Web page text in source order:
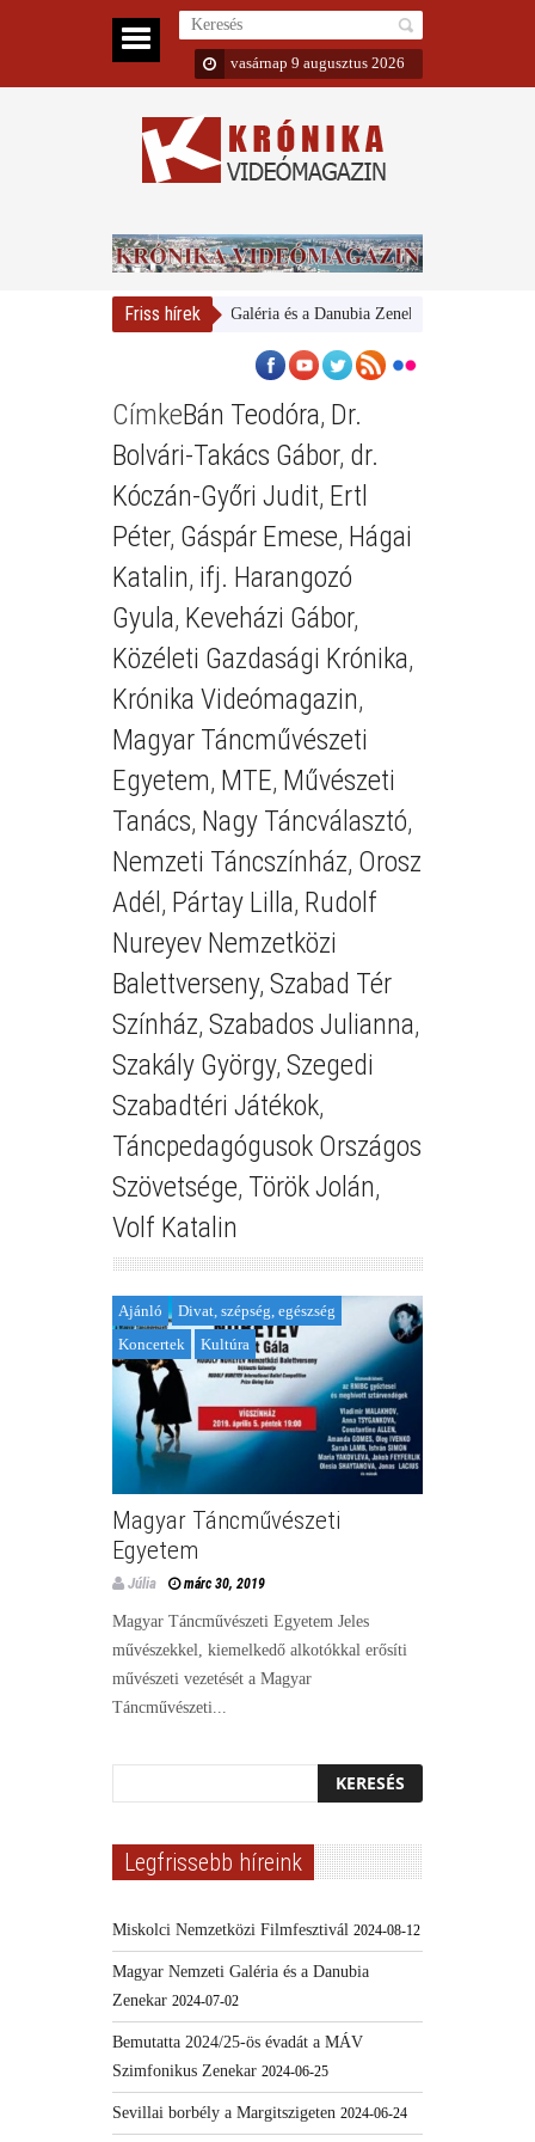
vasárnap 9 augusztus 2026
Friss hírek
Magyar Nemzeti Galéria és a Danubia Zenekar
CímkeBán Teodóra, Dr.
Bolvári-Takács Gábor, dr.
Kóczán-Győri Judit, Ertl
Péter, Gáspár Emese, Hágai
Katalin, ifj. Harangozó
Gyula, Keveházi Gábor,
Közéleti Gazdasági Krónika,
Krónika Videómagazin,
Magyar Táncművészeti
Egyetem, MTE, Művészeti
Tanács, Nagy Táncválasztó,
Nemzeti Táncszínház, Orosz
Adél , Pártay Lilla, Rudolf
Nureyev Nemzetközi
Balettverseny, Szabad Tér
Színház, Szabados Julianna,
Szakály György, Szegedi
Szabadtéri Játékok,
Táncpedagógusok Országos
Szövetsége, Török Jolán,
Volf Katalin
Ajánló
Divat, szépség, egészség
Koncertek
Kultúra
Magyar Táncművészeti
Egyetem
Júlia márc 30, 2019
Magyar Táncművészeti Egyetem Jeles
művészekkel, kiemelkedő alkotókkal erősíti
művészeti vezetését a Magyar
Táncművészeti...
Legfrissebb híreink
Miskolci Nemzetközi Filmfesztivál 2024-08-12
Magyar Nemzeti Galéria és a Danubia
Zenekar 2024-07-02
Bemutatta 2024/25-ös évadát a MÁV
Szimfonikus Zenekar 2024-06-25
Sevillai borbély a Margitszigeten 2024-06-24